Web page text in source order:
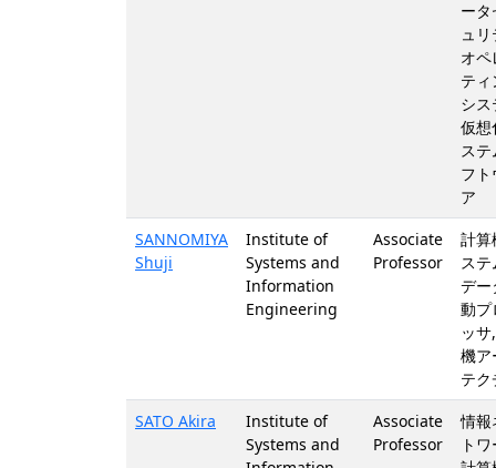
ータ
ュ
オペ
ティ
シ
仮想
ステ
フト
ア
SANNOMIYA
Shuji
Institute of
Systems and
Information
Engineering
Associate
Professor
計算
ス
デー
動プ
ッ
機ア
テク
SATO Akira
Institute of
Systems and
Associate
Professor
情報
ト